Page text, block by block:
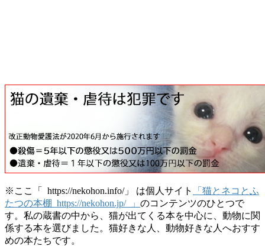
※ここ「 https://nekohon.info/」 は個人サイト
「猫とネコとふ
たつの本棚 https://nekohon.jp/ 」 のコンテンツのひとつで
す。私の蔵書の中から、猫が出てくる本を中心に、動物に関
係する本を選びました。猫好きな人、動物好きな人へおすす
めの本たちです。